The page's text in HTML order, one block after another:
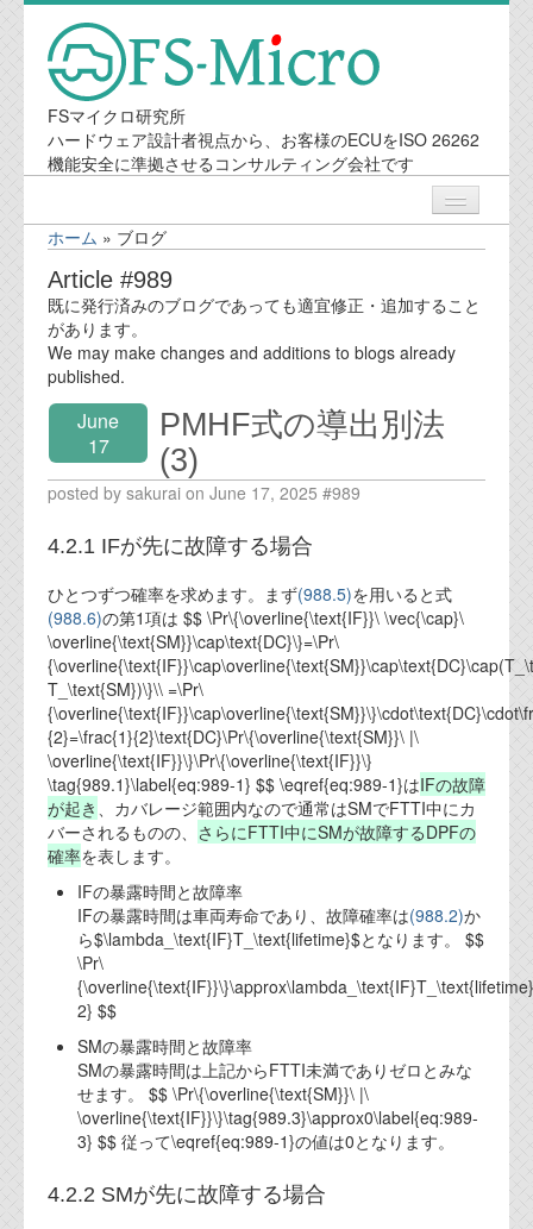
FSマイクロ研究所
ハードウェア設計者視点から、お客様のECUをISO 26262
機能安全に準拠させるコンサルティング会社です
ニュース
業務内容
会社案内
会社概要
代表ご挨拶
オフィス
実績
ブログ
機能安全ブログ
設計ブログ
テクノロジ
外部投稿記事
ブログテーマ
技術文書
ご希望の方は、お問い合わせページから
資料閲覧パスワードをお問い合わせ頂き
ログインをお願い致します。アカウント
名は"opendocument"です。
ホーム » ブログ
Article #989
既に発行済みのブログであっても適宜修正・追加すること
があります。
We may make changes and additions to blogs already
published.
June
17
PMHF式の導出別法
(3)
posted by sakurai on June 17, 2025 #989
4.2.1 IFが先に故障する場合
ひとつずつ確率を求めます。まず(988.5)を用いると式
(988.6)の第1項は $$ \Pr\{\overline{\text{IF}}\ \vec{\cap}\
\overline{\text{SM}}\cap\text{DC}\}=\Pr\
T_\text{SM})\}\\ =\Pr\
{2}=\frac{1}{2}\text{DC}\Pr\{\overline{\text{SM}}\ |\
\overline{\text{IF}}\}\Pr\{\overline{\text{IF}}\}
\tag{989.1}\label{eq:989-1} $$ \eqref{eq:989-1}はIFの故障
が起き 、カバレージ範囲内なので通常はSMでFTTI中にカ
バーされるものの、 さらにFTTI中にSMが故障するDPFの
確率を表します。
IFの暴露時間と故障率
IFの暴露時間は車両寿命であり、故障確率は(988.2)か
ら$\lambda_\text{IF}T_\text{lifetime}$となります。 $$
\Pr\
2} $$
SMの暴露時間と故障率
SMの暴露時間は上記からFTTI未満でありゼロとみな
せます。 $$ \Pr\{\overline{\text{SM}}\ |\
\overline{\text{IF}}\}\tag{989.3}\approx0\label{eq:989-
3} $$ 従って\eqref{eq:989-1}の値は0となります。
4.2.2 SMが先に故障する場合